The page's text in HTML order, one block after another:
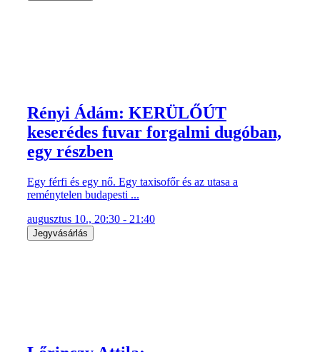
Rényi Ádám: KERÜLŐÚT
keserédes fuvar forgalmi dugóban,
egy részben
Egy férfi és egy nő. Egy taxisofőr és az utasa a
reménytelen budapesti ...
augusztus 10., 20:30 - 21:40
Jegyvásárlás